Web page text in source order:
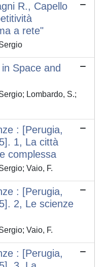
R., Capello
a rete"
Space and
Lombardo, S.;
: [Perugia,
1, La città
complessa
Vaio, F.
: [Perugia,
2, Le scienze
Vaio, F.
: [Perugia,